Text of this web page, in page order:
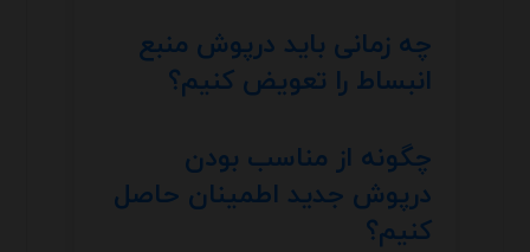
چه زمانی باید درپوش منبع
انبساط را تعویض کنیم؟
چگونه از مناسب بودن
درپوش جدید اطمینان حاصل
کنیم؟